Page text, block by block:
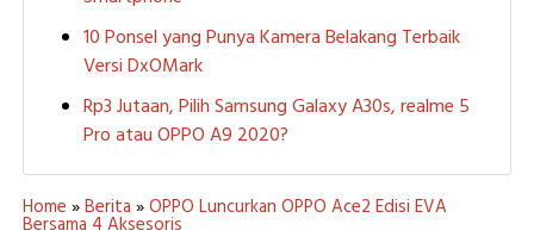
10 Ponsel yang Punya Kamera Belakang Terbaik
Versi DxOMark
Rp3 Jutaan, Pilih Samsung Galaxy A30s, realme 5
Pro atau OPPO A9 2020?
Home »Berita »OPPO Luncurkan OPPO Ace2 Edisi EVA
Bersama 4 Aksesoris